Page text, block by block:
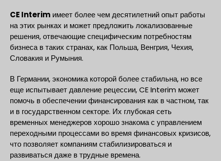
CE Interim имеет более чем десятилетний опыт работы
на этих рынках и может предложить локализованные
решения, отвечающие специфическим потребностям
бизнеса в таких странах, как Польша, Венгрия, Чехия,
Словакия и Румыния.
В Германии, экономика которой более стабильна, но все
еще испытывает давление рецессии, CE Interim может
помочь в обеспечении финансирования как в частном, так
и в государственном секторе. Их глубокая сеть
временных менеджеров хорошо знакома с управлением
переходными процессами во время финансовых кризисов,
что позволяет компаниям стабилизироваться и
развиваться даже в трудные времена.